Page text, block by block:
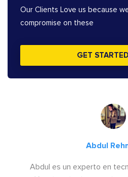
Our Clients Love us because
compromise on these
GET
Abdul
Abdul es un experto en